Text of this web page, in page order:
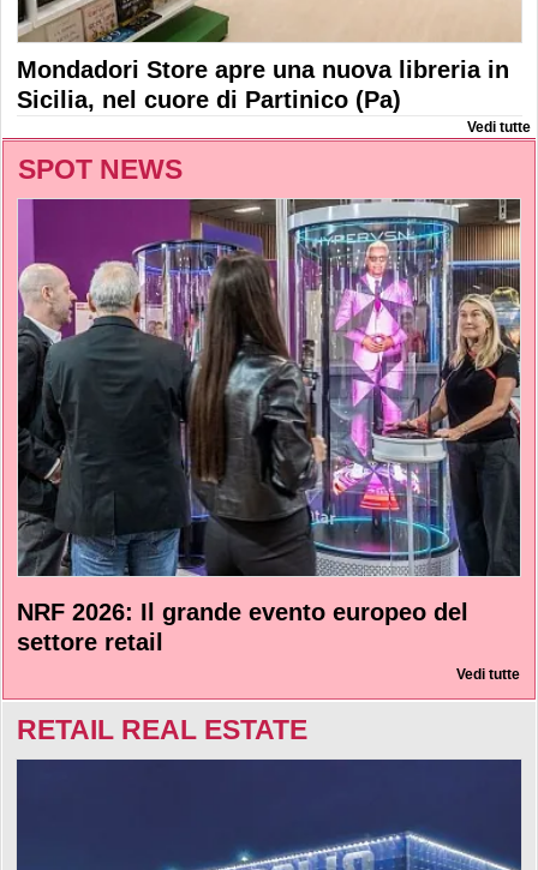
Mondadori Store apre una nuova libreria in
Sicilia, nel cuore di Partinico (Pa)
Vedi tutte
SPOT NEWS
NRF 2026: Il grande evento europeo del
settore retail
Vedi tutte
RETAIL REAL ESTATE